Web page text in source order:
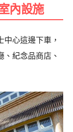
內設施
心這邊下車，
紀念品商店、